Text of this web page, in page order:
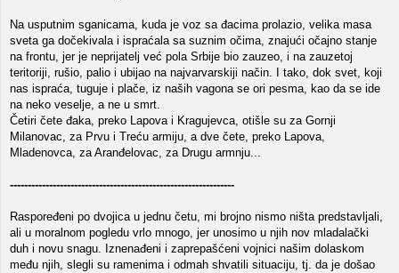
Na usputnim sganicama, kuda je voz sa đacima prolazio, velika masa
sveta ga dočekivala i ispraćala sa suznim očima, znajući očajno stanje
na frontu, jer je neprijatelj već pola Srbije bio zauzeo, i na zauzetoj
teritoriji, rušio, palio i ubijao na najvarvarskiji način. I tako, dok svet, koji
nas ispraća, tuguje i plače, iz naših vagona se ori pesma, kao da se ide
na neko veselje, a ne u smrt.
Četiri čete đaka, preko Lapova i Kragujevca, otišle su za Gornji
Milanovac, za Prvu i Treću armiju, a dve čete, preko Lapova,
Mladenovca, za Aranđelovac, za Drugu armnju...
---------------------------------------------------------------
Raspoređeni po dvojica u jednu četu, mi brojno nismo ništa predstavljali,
ali u moralnom pogledu vrlo mnogo, jer unosimo u njih nov mladalački
duh i novu snagu. Iznenađeni i zaprepašćeni vojnici našim dolaskom
među njih, slegli su ramenima i odmah shvatili situaciju, tj. da je došao